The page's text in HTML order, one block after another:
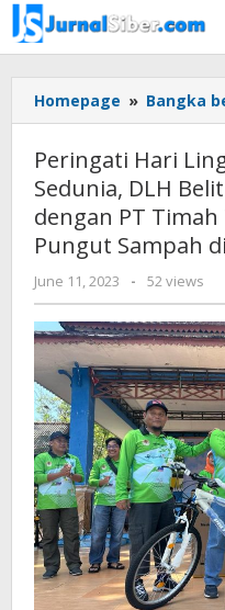
Skip
to
content
Homepage » Bangka
Peringati Hari
Sedunia, DLH
dengan PT Timah
Pungut Sampah
June 11, 2023
by
Jurnalsiber
- 52 views